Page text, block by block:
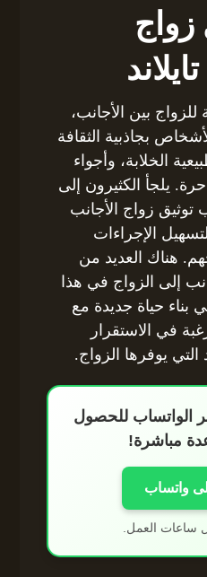
للزواج بين الأجانب،
بجاذبية الثقافة
الخلابة، وأجواء
يلجأ الكثيرون إلى
زواج الأجانب
الإجراءات
هناك العديد من
إلى الزواج في هذا
بناء حياة جديدة مع
في الاستقرار
التي يوفرها الزواج.
الواتساب للحصول
مباشرة!
واتساب
ساعات العمل.